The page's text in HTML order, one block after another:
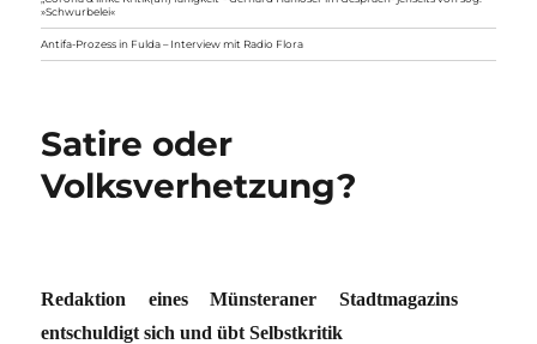
»Schwurbelei«
Antifa-Prozess in Fulda – Interview mit Radio Flora
Satire oder
Volksverhetzung?
Redaktion eines Münsteraner Stadtmagazins
entschuldigt sich und übt Selbstkritik